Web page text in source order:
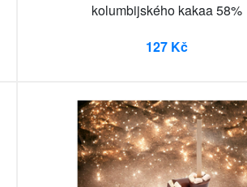
kolumbijského kakaa 58%
127 Kč